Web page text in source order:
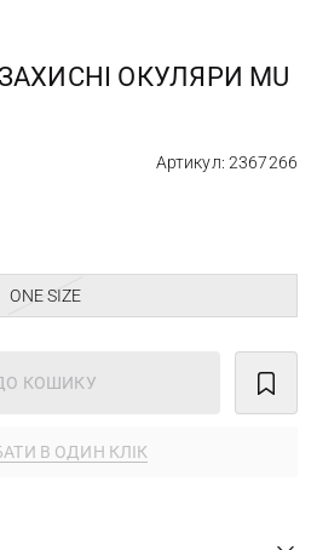
ОКУЛЯРИ MU
Артикул: 2367266
ONE SIZE
КОШИКУ
В ОДИН КЛІК